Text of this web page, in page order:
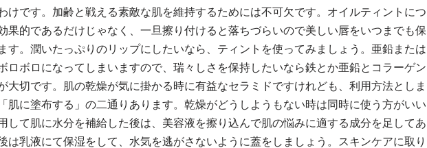
けです。加齢と戦える素敵な肌を維持するためには不可欠です。オイルティントにつ
果的であるだけじゃなく、一旦擦り付けると落ちづらいので美しい唇をいつまでも保
す。潤いたっぷりのリップにしたいなら、ティントを使ってみましょう。亜鉛または
ロボロになってしまいますので、瑞々しさを保持したいなら鉄とか亜鉛とコラーゲン
大切です。肌の乾燥が気に掛かる時に有益なセラミドですけれども、利用方法としま
肌に塗布する」の二通りあります。乾燥がどうしようもない時は同時に使う方がいい
して肌に水分を補給した後は、美容液を擦り込んで肌の悩みに適する成分を足してあ
は乳液にて保湿をして、水気を逃がさないように蓋をしましょう。スキンケアに取り